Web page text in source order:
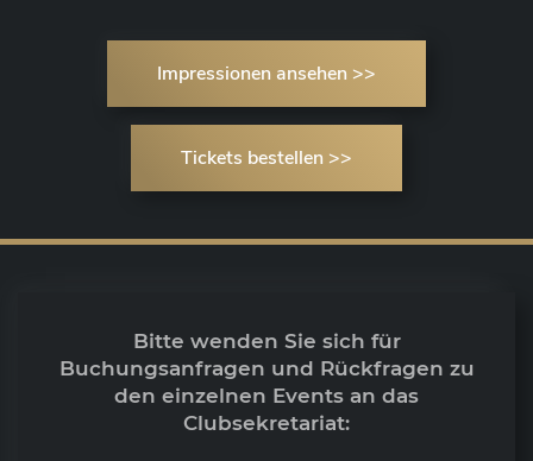
Impressionen ansehen >>
Tickets bestellen >>
Bitte wenden Sie sich für
Buchungsanfragen und Rückfragen zu
den einzelnen Events an das
Clubsekretariat: